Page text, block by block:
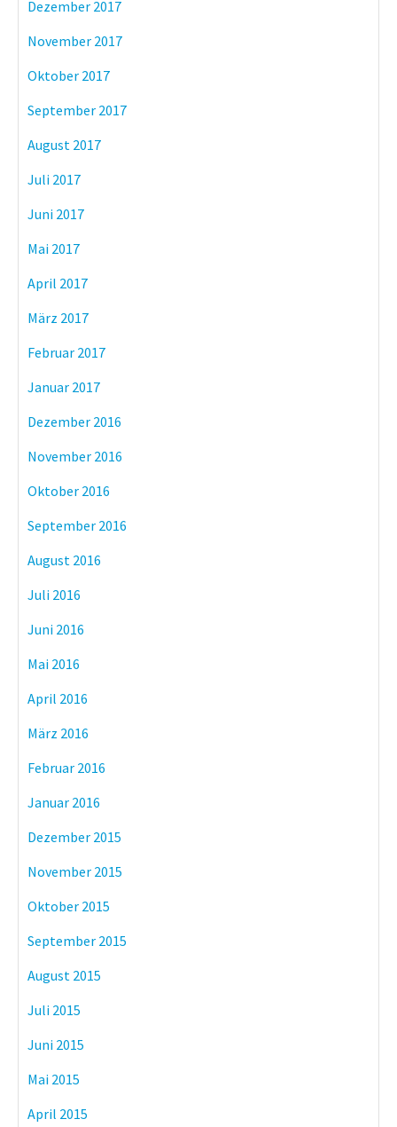
Dezember 2017
November 2017
Oktober 2017
September 2017
August 2017
Juli 2017
Juni 2017
Mai 2017
April 2017
März 2017
Februar 2017
Januar 2017
Dezember 2016
November 2016
Oktober 2016
September 2016
August 2016
Juli 2016
Juni 2016
Mai 2016
April 2016
März 2016
Februar 2016
Januar 2016
Dezember 2015
November 2015
Oktober 2015
September 2015
August 2015
Juli 2015
Juni 2015
Mai 2015
April 2015